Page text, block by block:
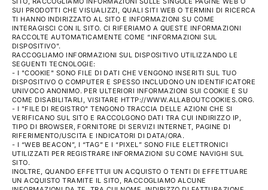
SUI PRODOTTI CHE VISUALIZZI, QUALI SITI WEB O TERMINI DI RICERCA
TI HANNO INDIRIZZATO AL SITO E INFORMAZIONI SU COME
INTERAGISCI CON IL SITO. CI RIFERIAMO A QUESTE INFORMAZIONI
RACCOLTE AUTOMATICAMENTE COME “INFORMAZIONI SUL
DISPOSITIVO”.
RACCOGLIAMO INFORMAZIONI SUL DISPOSITIVO UTILIZZANDO LE
SEGUENTI TECNOLOGIE:
- I "COOKIE" SONO FILE DI DATI CHE VENGONO INSERITI SUL TUO
DISPOSITIVO O COMPUTER E SPESSO INCLUDONO UN IDENTIFICATORE
UNIVOCO ANONIMO. PER ULTERIORI INFORMAZIONI SUI COOKIE E SU
COME DISABILITARLI, VISITARE HTTP://WWW.ALLABOUTCOOKIES.ORG.
- I "FILE DI REGISTRO" TENGONO TRACCIA DELLE AZIONI CHE SI
VERIFICANO SUL SITO E RACCOLGONO DATI TRA CUI INDIRIZZO IP,
TIPO DI BROWSER, FORNITORE DI SERVIZI INTERNET, PAGINE DI
RIFERIMENTO/USCITA E INDICATORI DI DATA/ORA.
- I “WEB BEACON”, I “TAG” E I “PIXEL” SONO FILE ELETTRONICI
UTILIZZATI PER REGISTRARE INFORMAZIONI SU COME NAVIGHI SUL
SITO.
INOLTRE, QUANDO EFFETTUI UN ACQUISTO O TENTI DI EFFETTUARE
UN ACQUISTO TRAMITE IL SITO, RACCOGLIAMO ALCUNE